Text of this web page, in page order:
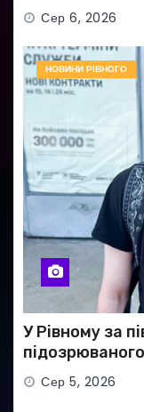
Сер 6, 2026
НОВИНИ РІВНОГО
У Рівному за
тисяч гривень
Сер 5, 2026